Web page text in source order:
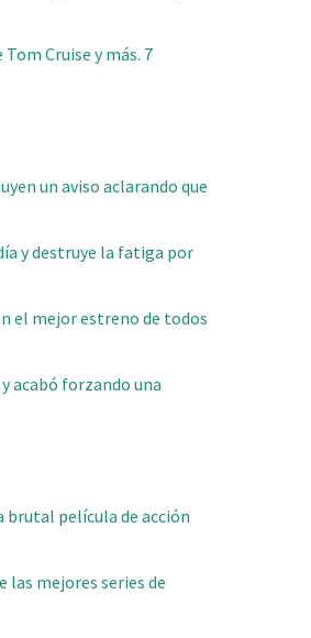
Cruise y más. 7
un aviso aclarando que
y destruye la fatiga por
el mejor estreno de todos
acabó forzando una
brutal película de acción
las mejores series de